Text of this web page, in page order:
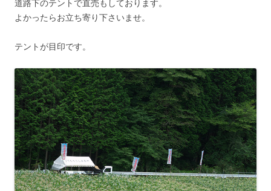
道路下のテントで直売もしております。
よかったらお立ち寄り下さいませ。
テントが目印です。